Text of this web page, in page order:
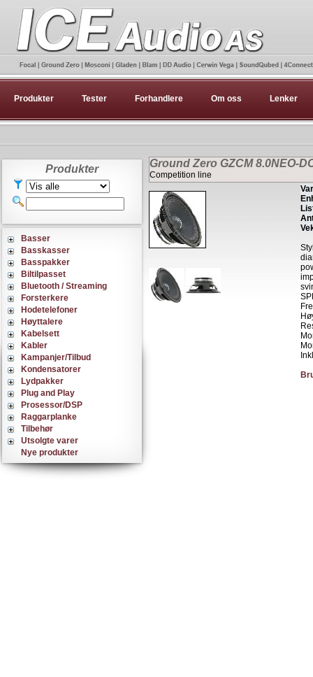
Produkter Tester Forhandlere Om oss Lenker
Produkter
Basser
Basskasser
Basspakker
Biltilpasset
Bluetooth / Streaming
Forsterkere
Hodetelefoner
Høyttalere
Kabelsett
Kabler
Kampanjer/Tilbud
Kondensatorer
Lydpakker
Plug and Play
Prosessor/DSP
Raggarplanke
Tilbehør
Utsolgte varer
Nye produkter
Ground Zero GZCM 8.0NEO-
Competition line